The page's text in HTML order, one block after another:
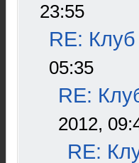
23:55
RE:
05:35
RE:
2012,
RE: